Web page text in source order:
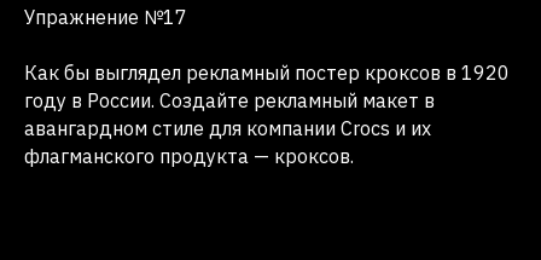
Упражнение №17
Как бы выглядел рекламный постер кроксов в 1920
году в России. Создайте рекламный макет в
авангардном стиле для компании Crocs и их
флагманского продукта — кроксов.